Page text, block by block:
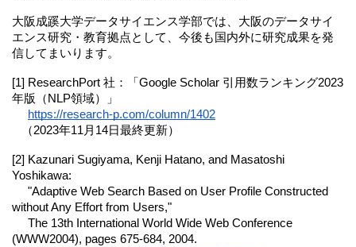
大阪成蹊大学データサイエンス学部では、大阪のデータサイ
エンス研究・教育拠点として、今後も国内外に研究成果を発
信してまいります。
[1] ResearchPort 社：「Google Scholar 引用数ランキング2023
年版（NLP領域）」
https://research-p.com/column/1402
（2023年11月14日最終更新）
[2] Kazunari Sugiyama, Kenji Hatano, and Masatoshi
Yoshikawa:
"Adaptive Web Search Based on User Profile Constructed
without Any Effort from Users,"
The 13th International World Wide Web Conference
(WWW2004), pages 675-684, 2004.